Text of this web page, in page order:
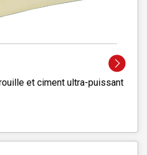
et ciment ultra-puissant